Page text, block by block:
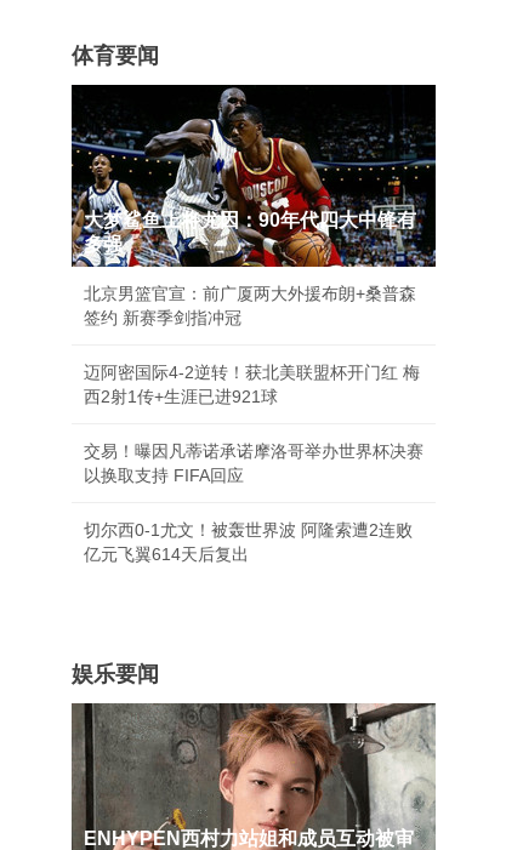
体育要闻
大梦鲨鱼上将尤因：90年代四大中锋有
多强
北京男篮官宣：前广厦两大外援布朗+桑普森
签约 新赛季剑指冲冠
迈阿密国际4-2逆转！获北美联盟杯开门红 梅
西2射1传+生涯已进921球
交易！曝因凡蒂诺承诺摩洛哥举办世界杯决赛
以换取支持 FIFA回应
切尔西0-1尤文！被轰世界波 阿隆索遭2连败
亿元飞翼614天后复出
娱乐要闻
ENHYPEN西村力站姐和成员互动被审